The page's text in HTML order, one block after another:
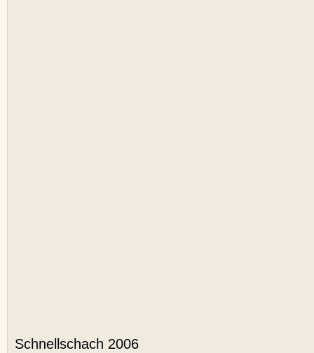
Schnellschach 2006